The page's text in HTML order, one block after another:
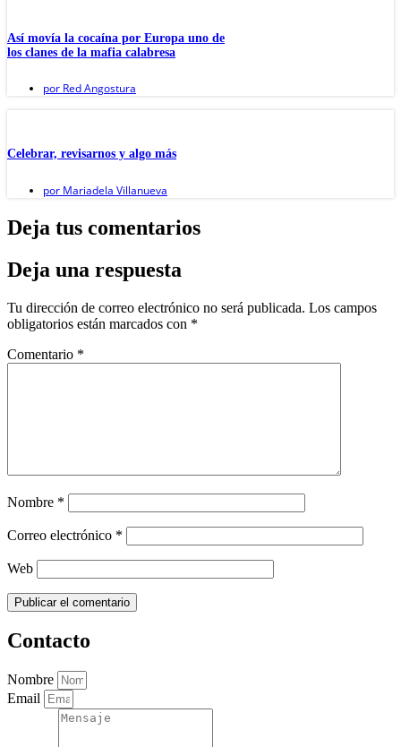
Así movía la cocaína por Europa uno de
los clanes de la mafia calabresa
por Red Angostura
Celebrar, revisarnos y algo más
por Mariadela Villanueva
Deja tus comentarios
Deja una respuesta
Tu dirección de correo electrónico no será publicada. Los campos
obligatorios están marcados con *
Comentario *
Nombre *
Correo electrónico *
Web
Contacto
Nombre
Email